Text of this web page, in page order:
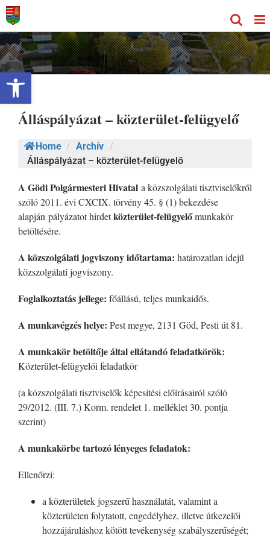
Eszköztár megnyitása
Kihagyás
Álláspályázat – közterület-felügyelő
Home / Archív /
Álláspályázat – közterület-felügyelő
A Gödi Polgármesteri Hivatal a közszolgálati tisztviselőkről
szóló 2011. évi CXCIX. törvény 45. § (1) bekezdése
alapján pályázatot hirdetközterület-felügyelőmunkakör
betöltésére.
A közszolgálati jogviszony időtartama: határozatlan idejű
közszolgálati jogviszony.
Foglalkoztatás jellege: főállású, teljes munkaidős.
A munkavégzés helye: Pest megye, 2131 Göd, Pesti út 81.
A munkakör betöltője által ellátandó feladatkörök:
Közterület-felügyelői feladatkör
(a közszolgálati tisztviselők képesítési előírásairól szóló
29/2012. (III. 7.) Korm. rendelet 1. melléklet 30. pontja
szerint)
A munkakörbe tartozó lényeges feladatok:
Ellenőrzi:
a közterületek jogszerű használatát, valamint a
közterületen folytatott, engedélyhez, illetve útkezelői
hozzájáruláshoz kötött tevékenység szabályszerűségét;